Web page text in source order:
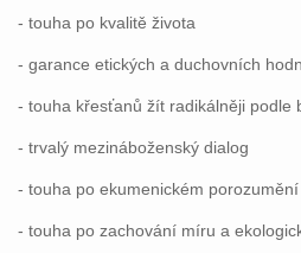
- touha po kvalitě života
- garance etických a duchovních
- touha křesťanů žít radikálněji podle
- trvalý mezináboženský dialog
- touha po ekumenickém
- touha po zachování míru a